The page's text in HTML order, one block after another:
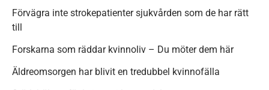
Förvägra inte strokepatienter sjukvården som de har rätt
till
Forskarna som räddar kvinnoliv – Du möter dem här
Äldreomsorgen har blivit en tredubbel kvinnofälla